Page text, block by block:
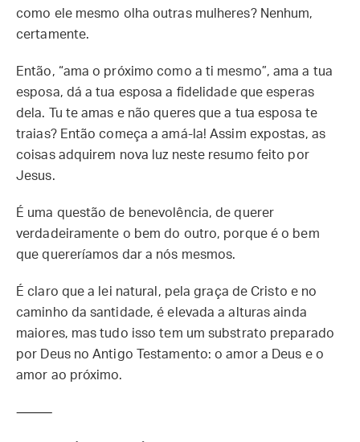
como ele mesmo olha outras mulheres? Nenhum,
certamente.
Então, “ama o próximo como a ti mesmo”, ama a tua
esposa, dá a tua esposa a fidelidade que esperas
dela. Tu te amas e não queres que a tua esposa te
traias? Então começa a amá-la! Assim expostas, as
coisas adquirem nova luz neste resumo feito por
Jesus.
É uma questão de benevolência, de querer
verdadeiramente o bem do outro, porque é o bem
que quereríamos dar a nós mesmos.
É claro que a lei natural, pela graça de Cristo e no
caminho da santidade, é elevada a alturas ainda
maiores, mas tudo isso tem um substrato preparado
por Deus no Antigo Testamento: o amor a Deus e o
amor ao próximo.
⸻